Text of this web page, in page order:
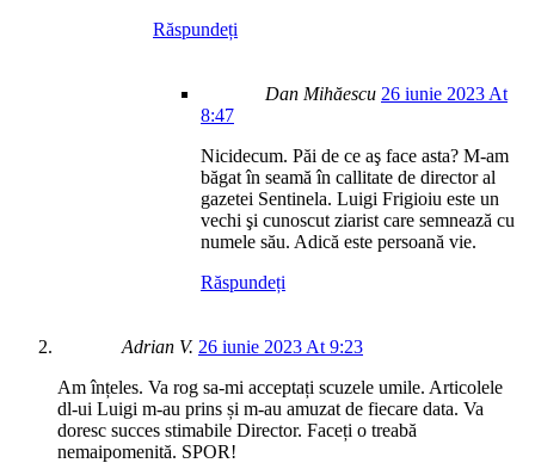
Răspundeți
Dan Mihăescu 26 iunie 2023 At
8:47
Nicidecum. Păi de ce aş face asta? M-am
băgat în seamă în callitate de director al
gazetei Sentinela. Luigi Frigioiu este un
vechi şi cunoscut ziarist care semnează cu
numele său. Adică este persoană vie.
Răspundeți
Adrian V. 26 iunie 2023 At 9:23
Am înțeles. Va rog sa-mi acceptați scuzele umile. Articolele
dl-ui Luigi m-au prins și m-au amuzat de fiecare data. Va
doresc succes stimabile Director. Faceți o treabă
nemaipomenită. SPOR!